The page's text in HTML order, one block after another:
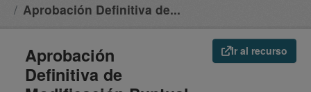
Aprobación Definitiva de...
Ir al recurso
Aprobación
Definitiva de